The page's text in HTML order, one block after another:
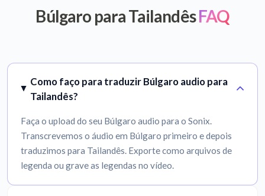
Búlgaro para TailandêsFAQ
Como faço para traduzir Búlgaro audio para
Tailandês?
Faça o upload do seu Búlgaro audio para o Sonix.
Transcrevemos o áudio em Búlgaro primeiro e depois
traduzimos para Tailandês. Exporte como arquivos de
legenda ou grave as legendas no vídeo.